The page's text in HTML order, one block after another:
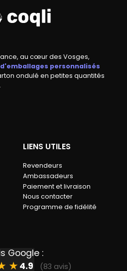
au cœur des Vosges,
personnalisés
ondulé en petites quantités
LIENS UTILES
Revendeurs
Ambassadeurs
Paiement et livraison
Nous contacter
Programme de fidélité
Google :
★ 4.9 (83 avis)